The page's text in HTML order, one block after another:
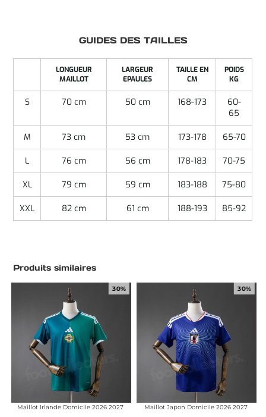
GUIDES DES TAILLES
LONGUEUR
MAILLOT
LARGEUR
EPAULES
TAILLE EN
CM
POIDS
KG
S 70 cm 50 cm 168-173
60-
65
M 73 cm 53 cm 173-178 65-70
L 76 cm 56 cm 178-183 70-75
XL 79 cm 59 cm 183-188 75-80
XXL 82 cm 61 cm 188-193 85-92
Produits similaires
30%
Maillot Irlande Domicile 2026 2027
30%
Maillot Japon Domicile 2026 2027